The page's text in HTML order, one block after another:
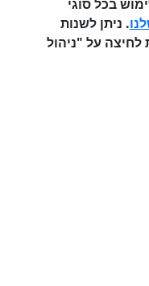
בכל סוגי
. ניתן לשנות
על "ניהול